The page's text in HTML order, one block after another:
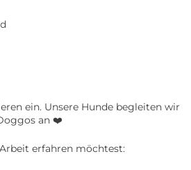
ein. Unsere Hunde begleiten wir
an ❤️
erfahren möchtest: